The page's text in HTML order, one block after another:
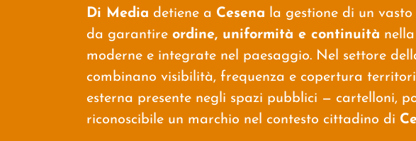
Di Media detiene a Cesena la gestione di un
da garantire ordine, uniformità e continuità
moderne e integrate nel paesaggio. Nel settore
combinano visibilità, frequenza e copertura
esterna presente negli spazi pubblici — cartelloni,
riconoscibile un marchio nel contesto cittadino di